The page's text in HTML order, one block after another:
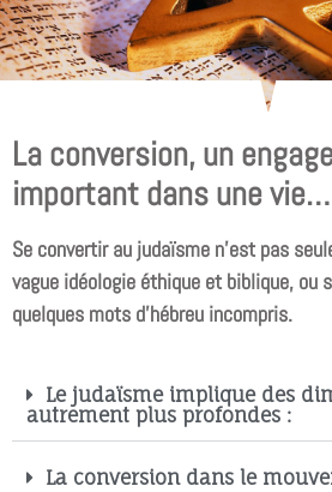
La conversion, un
important dans une vie…
Se convertir au judaïsme n’est pas
vague idéologie éthique et biblique, ou
quelques mots d’hébreu incompris.
Le judaïsme implique des
autrement plus profondes :
La conversion dans le